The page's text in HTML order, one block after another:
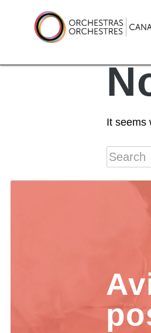
content
It seems
Search
for: